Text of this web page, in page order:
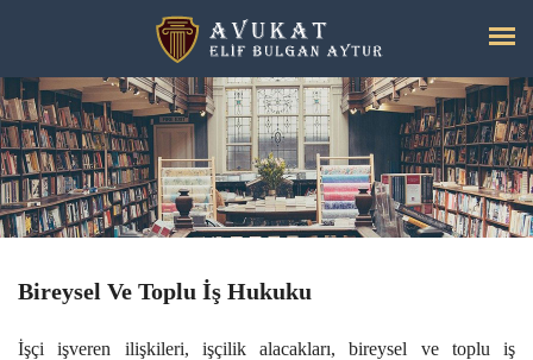
Bireysel Ve Toplu İş Hukuku
İşçi işveren ilişkileri, işçilik alacakları, bireysel ve toplu iş